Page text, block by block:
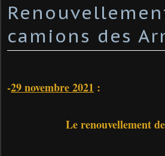
camions des
-29 novembre 2021 :
Le renouvellement